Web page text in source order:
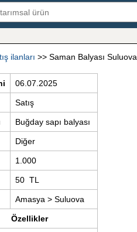
ilanları >> Saman Balyası Suluova
06.07.2025
Satış
Buğday sapı balyası
Diğer
1.000
50 TL
Amasya > Suluova
Özellikler